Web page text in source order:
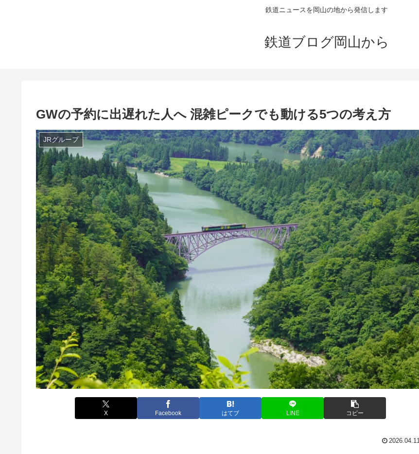
鉄道ニュースを岡山の地から発信します
鉄道ブログ岡山から
GWの予約に出遅れた人へ 混雑ピークでも動ける5つの考え方
JRグループ
X Facebook はてブ LINE コピー
2026.04.11